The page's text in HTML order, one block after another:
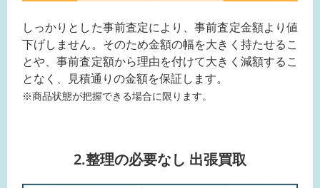
しっかりとした事前査定により、事前査定金額より値
下げしません。そのため金額の幅を大きく持たせるこ
とや、事前査定額から理由を付けて大きく減額するこ
となく、見積通りの金額を保証します。
※商品状態が把握できる場合に限ります。
2.整理の必要なし 出張買取